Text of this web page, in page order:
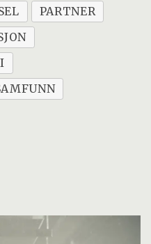
PARTNER